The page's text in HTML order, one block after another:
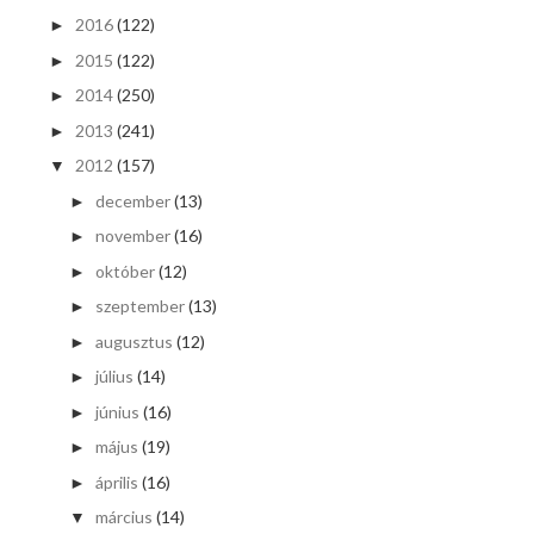
► 2016(122)
► 2015 (122)
► 2014(250)
► 2013 (241)
▼ 2012 (157)
► december(13)
► november(16)
► október(12)
► szeptember(13)
► augusztus (12)
► július (14)
► június (16)
► május (19)
► április (16)
▼ március (14)